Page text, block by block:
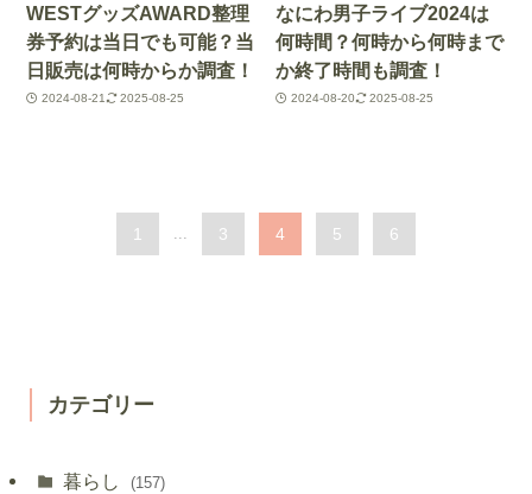
WESTグッズAWARD整理
券予約は当日でも可能？当
日販売は何時からか調査！
2024-08-21 2025-08-25
なにわ男子ライブ2024は
何時間？何時から何時まで
か終了時間も調査！
2024-08-20 2025-08-25
1 3 4 5 6
カテゴリー
暮らし (157)